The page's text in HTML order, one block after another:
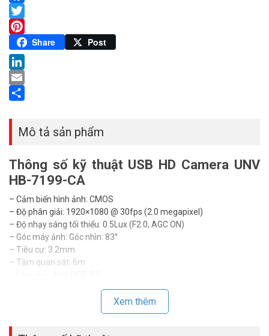
Facebook
Twitter
Pinterest
Share Post
LinkedIn
Email
Mô tả sản phẩm
Thông số kỹ thuật USB HD Camera UNV
HB-7199-CA
– Cảm biến hình ảnh: CMOS
– Độ phân giải: 1920×1080 @ 30fps (2.0 megapixel)
– Độ nhạy sáng tối thiểu: 0.5Lux (F2.0, AGC ON)
– Góc máy ảnh: Góc nhìn: 83°
– Tiêu cự: 3.2mm
– Tầm quan sát: 6m
Xem thêm